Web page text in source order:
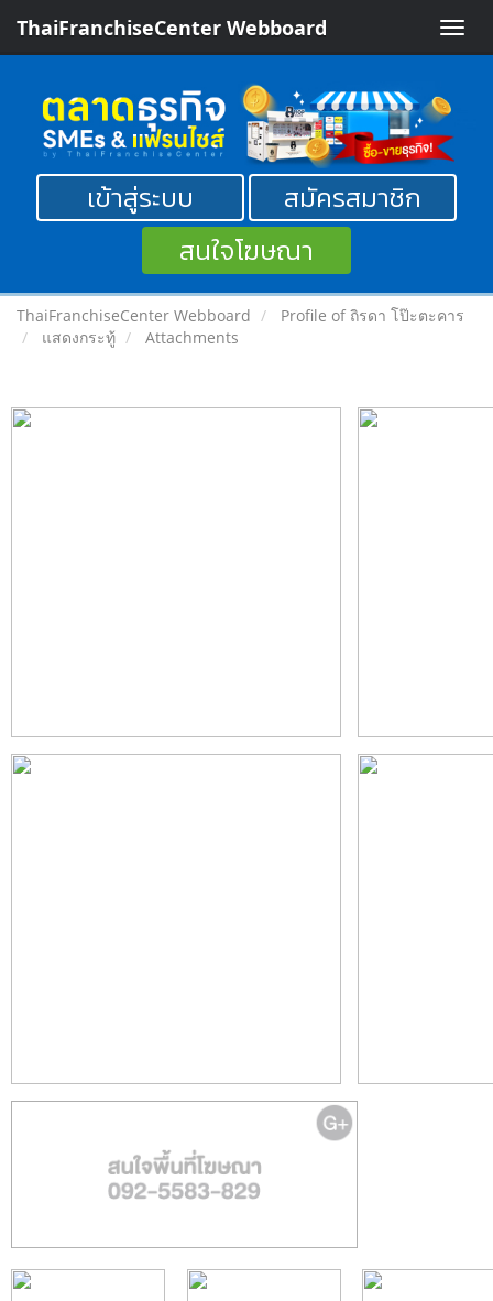
Toggle
ThaiFranchiseCenter Webboard
เข้าสู่ระบบ
สมัครสมาชิก
สนใจโฆษณา
ThaiFranchiseCenter Webboard
Profile of ถิรดา โป๊ะตะคาร
แสดงกระทู้
Attachments